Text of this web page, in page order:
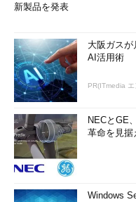
新製品を発表
大阪ガス
AI活用術
PR(ITmedia
NECとGE
革命を見据
Windows